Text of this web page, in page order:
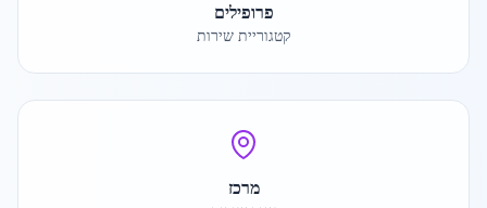
פרופילים
קטגוריית שירות
מרכז